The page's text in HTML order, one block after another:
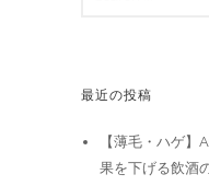
最近の投稿
【薄毛・ハゲ】
果を下げる飲酒